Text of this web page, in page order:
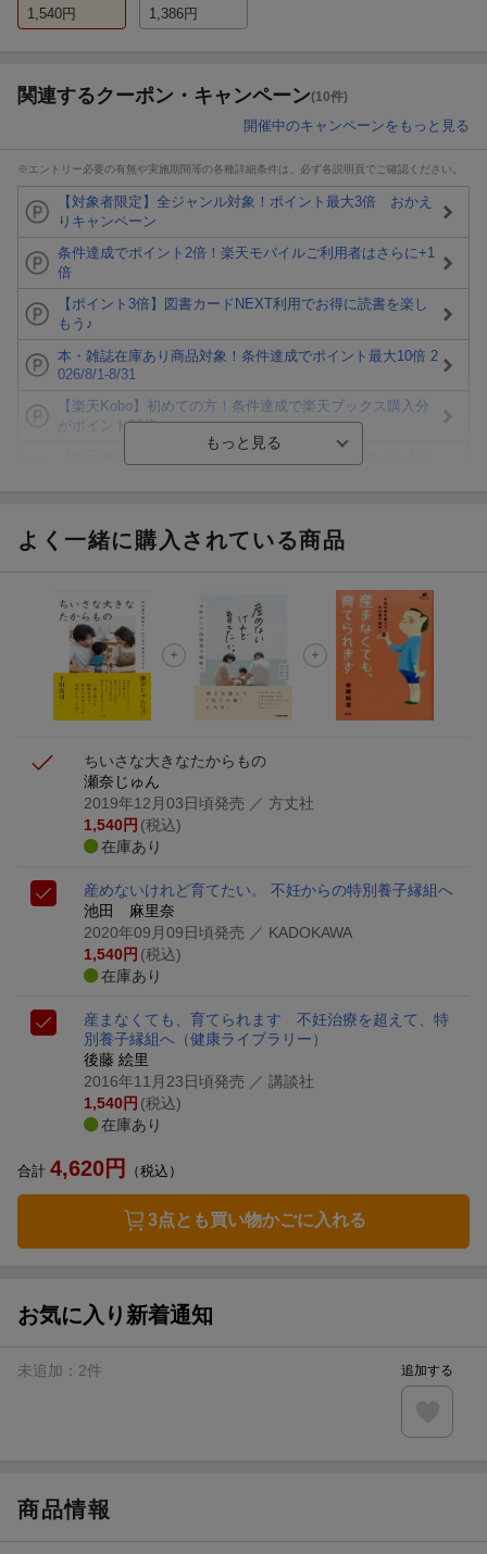
1,540円 1,386円
関連するクーポン・キャンペーン(10件)
開催中のキャンペーンをもっと見る
※エントリー必要の有無や実施期間等の各種詳細条件は、必ず各説明頁でご確認ください。
【対象者限定】全ジャンル対象！ポイント最大3倍 おかえ
りキャンペーン
条件達成でポイント2倍！楽天モバイルご利用者はさらに+1
倍
【ポイント3倍】図書カードNEXT利用でお得に読書を楽し
もう♪
本・雑誌在庫あり商品対象！条件達成でポイント最大10倍 2
026/8/1-8/31
【楽天Kobo】初めての方！条件達成で楽天ブックス購入分
がポイント20倍
ト山分け
楽天モバイル紹介キャンペーンの拡散で300円OFFクーポン
進呈
条件達成で楽天限定・宝塚歌劇 宙組貸切公演ペアチケット
が当たる
よく一緒に購入されている商品
ちいさな大きなたからもの
瀬奈じゅん
2019年12月03日頃発売 ／ 方丈社
1,540円 (税込)
在庫あり
産めないけれど育てたい。 不妊からの特別養子縁組へ
池田 麻里奈
2020年09月09日頃発売 ／ KADOKAWA
1,540円 (税込)
在庫あり
産まなくても、育てられます 不妊治療を超えて、特
別養子縁組へ （健康ライブラリー）
後藤 絵里
2016年11月23日頃発売 ／ 講談社
1,540円 (税込)
在庫あり
合計 4,620円 （税込）
3点とも買い物かごに入れる
お気に入り新着通知
未追加： 2件 追加する
商品情報